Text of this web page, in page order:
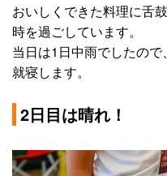
おいしくできた料理に舌
時を過ごしています。
当日は1日中雨でしたの
就寝します。
2日目は晴れ！